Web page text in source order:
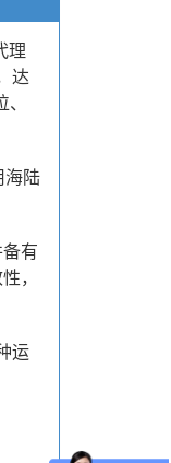
理
达
海陆
有
，
运